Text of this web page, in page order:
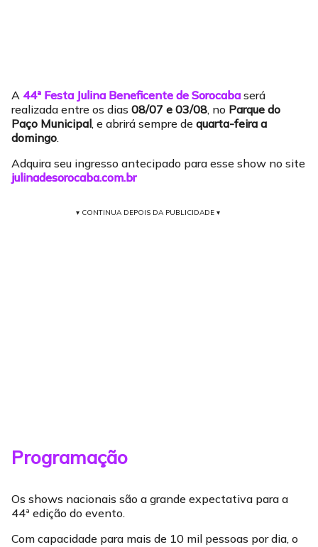
A 44ª Festa Julina Beneficente de Sorocaba será
realizada entre os dias 08/07 e 03/08, no Parque do
Paço Municipal, e abrirá sempre de quarta-feira a
domingo.
Adquira seu ingresso antecipado para esse show no site
julinadesorocaba.com.br
▾ CONTINUA DEPOIS DA PUBLICIDADE ▾
Programação
Os shows nacionais são a grande expectativa para a
44ª edição do evento.
Com capacidade para mais de 10 mil pessoas por dia, o